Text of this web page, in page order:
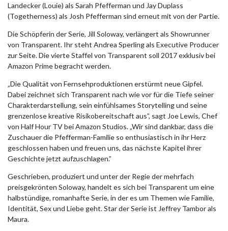
Landecker (Louie) als Sarah Pfefferman und Jay Duplass
(Togetherness) als Josh Pfefferman sind erneut mit von der Partie.
Die Schöpferin der Serie, Jill Soloway, verlängert als Showrunner
von Transparent. Ihr steht Andrea Sperling als Executive Producer
zur Seite. Die vierte Staffel von Transparent soll 2017 exklusiv bei
Amazon Prime begracht werden.
„Die Qualität von Fernsehproduktionen erstürmt neue Gipfel.
Dabei zeichnet sich Transparent nach wie vor für die Tiefe seiner
Charakterdarstellung, sein einfühlsames Storytelling und seine
grenzenlose kreative Risikobereitschaft aus”, sagt Joe Lewis, Chef
von Half Hour TV bei Amazon Studios. „Wir sind dankbar, dass die
Zuschauer die Pfefferman-Familie so enthusiastisch in ihr Herz
geschlossen haben und freuen uns, das nächste Kapitel ihrer
Geschichte jetzt aufzuschlagen.”
Geschrieben, produziert und unter der Regie der mehrfach
preisgekrönten Soloway, handelt es sich bei Transparent um eine
halbstündige, romanhafte Serie, in der es um Themen wie Familie,
Identität, Sex und Liebe geht. Star der Serie ist Jeffrey Tambor als
Maura.